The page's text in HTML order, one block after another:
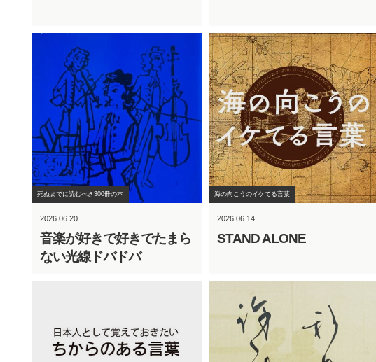
2026.06.20
音楽が好きで好きでたまら
ない光線ドバドバ
死ぬまでに読むべき300冊の本
2026.06.14
STAND ALONE
海の向こうのイケてる言葉